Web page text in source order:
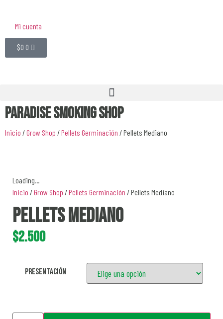
Mi cuenta
$0 0
Paradise Smoking Shop
Inicio /Grow Shop /Pellets Germinación / Pellets Mediano
Loading...
Inicio /Grow Shop /Pellets Germinación / Pellets Mediano
Pellets Mediano
$2.500
Presentación